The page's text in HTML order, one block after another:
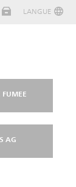
LANGUE
FUMEE
AG